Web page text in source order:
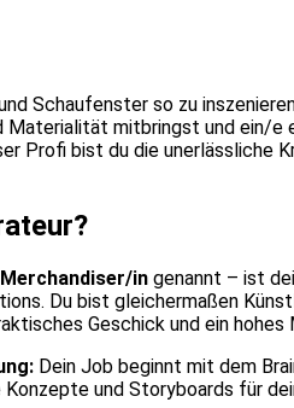
Schaufenster so zu
Materialität mitbringst und ein/e
Profi bist du die unerlässliche
in genannt – ist
Du bist gleichermaßen
Geschick und ein hohes
Dein Job beginnt mit dem
und Storyboards für